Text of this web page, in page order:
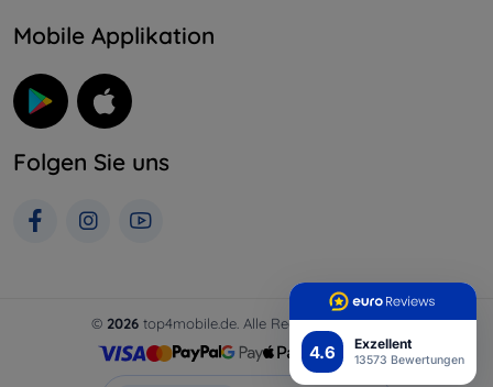
4.6 Exzellent
13573 Bewertungen
Mobile Applikation
Folgen Sie uns
© 2026 top4mobile.de. Alle Rechte vorbehalten.